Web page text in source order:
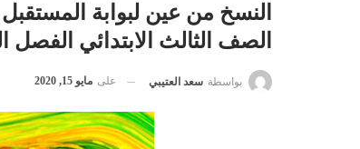
النسخ من عين لبوابة المستقبل
الصف الثالث الابتدائي الفصل
بواسطة سعد العتيبي على مايو 15, 2020